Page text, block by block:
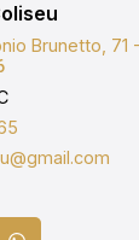
Brunetto, 71